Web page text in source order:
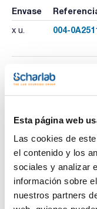
Esta página web
Las cookies de
el contenido y los
sociales y analizar
información sobre
nuestros partners
Envase
x u. 004-
Imprimir ficha de
producto
Pack (u.) : 1
La estación de
cuatro bidones
cada uno equipado
permite una gestión
Ver más